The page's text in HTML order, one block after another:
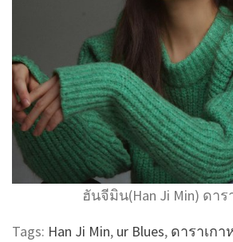
ฮันจีมิน(Han Ji Min) ดาร
Tags: Han Ji Min, ur Blues, ดาราเกา